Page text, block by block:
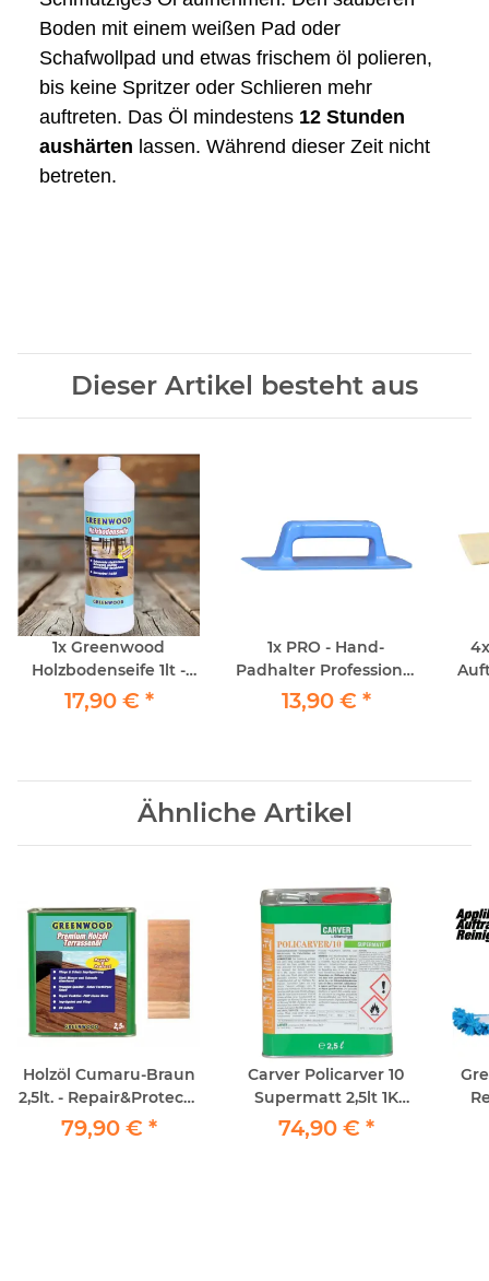
Boden mit einem weißen Pad oder
Schafwollpad und etwas frischem öl polieren,
bis keine Spritzer oder Schlieren mehr
auftreten. Das Öl mindestens 12 Stunden
aushärten lassen. Während dieser Zeit nicht
betreten.
Dieser Artikel besteht aus
1x Greenwood
Holzbodenseife 1lt -
Reinigung geöltes
Parkett
17,90 € *
1x PRO - Hand-
Padhalter Professional
ca 10x25
13,90 € *
Ähnliche Artikel
Holzöl Cumaru-Braun
2,5lt. - Repair&Protect -
Greenwood -
Premium Holzöl
79,90 € *
Carver Policarver 10
Supermatt 2,5lt 1K
Parkettlack
74,90 € *